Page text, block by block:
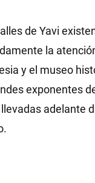
de Yavi
la
y el museo
exponentes
adelante